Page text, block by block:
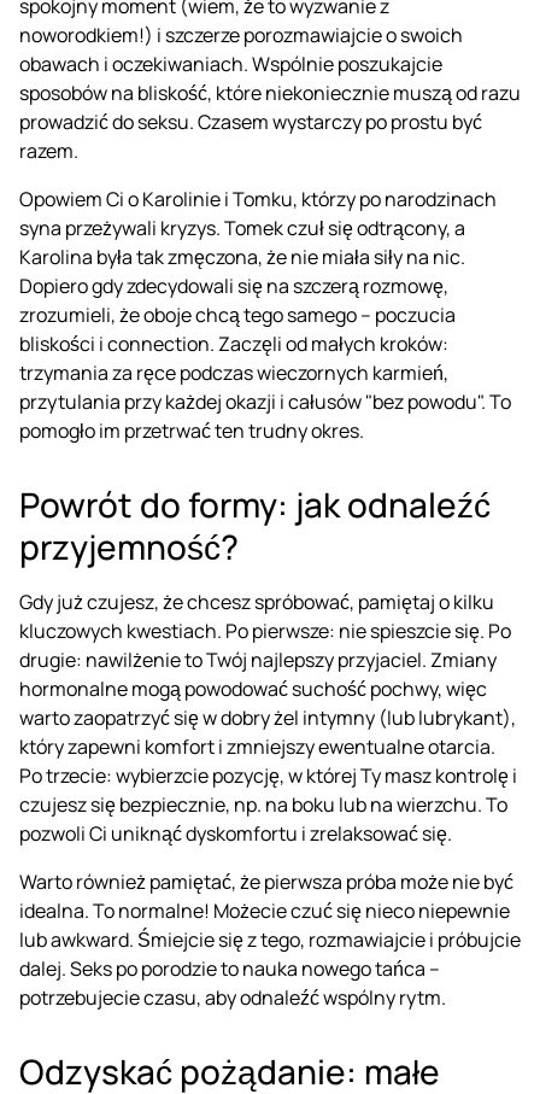
spokojny moment (wiem, że to wyzwanie z
noworodkiem!) i szczerze porozmawiajcie o swoich
obawach i oczekiwaniach. Wspólnie poszukajcie
sposobów na bliskość, które niekoniecznie muszą od razu
prowadzić do seksu. Czasem wystarczy po prostu być
razem.
Opowiem Ci o Karolinie i Tomku, którzy po narodzinach
syna przeżywali kryzys. Tomek czuł się odtrącony, a
Karolina była tak zmęczona, że nie miała siły na nic.
Dopiero gdy zdecydowali się na szczerą rozmowę,
zrozumieli, że oboje chcą tego samego – poczucia
bliskości i connection. Zaczęli od małych kroków:
trzymania za ręce podczas wieczornych karmień,
przytulania przy każdej okazji i całusów "bez powodu". To
pomogło im przetrwać ten trudny okres.
Powrót do formy: jak odnaleźć
przyjemność?
Gdy już czujesz, że chcesz spróbować, pamiętaj o kilku
kluczowych kwestiach. Po pierwsze: nie spieszcie się. Po
drugie: nawilżenie to Twój najlepszy przyjaciel. Zmiany
hormonalne mogą powodować suchość pochwy, więc
warto zaopatrzyć się w dobry żel intymny (lub lubrykant),
który zapewni komfort i zmniejszy ewentualne otarcia.
Po trzecie: wybierzcie pozycję, w której Ty masz kontrolę i
czujesz się bezpiecznie, np. na boku lub na wierzchu. To
pozwoli Ci uniknąć dyskomfortu i zrelaksować się.
Warto również pamiętać, że pierwsza próba może nie być
idealna. To normalne! Możecie czuć się nieco niepewnie
lub awkward. Śmiejcie się z tego, rozmawiajcie i próbujcie
dalej. Seks po porodzie to nauka nowego tańca –
potrzebujecie czasu, aby odnaleźć wspólny rytm.
Odzyskać pożądanie: małe